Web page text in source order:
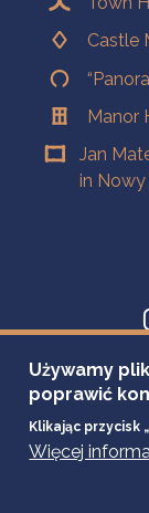
Castle
Manor
Jan
in Nowy
Używamy
poprawić
Klikając przycisk
Więcej